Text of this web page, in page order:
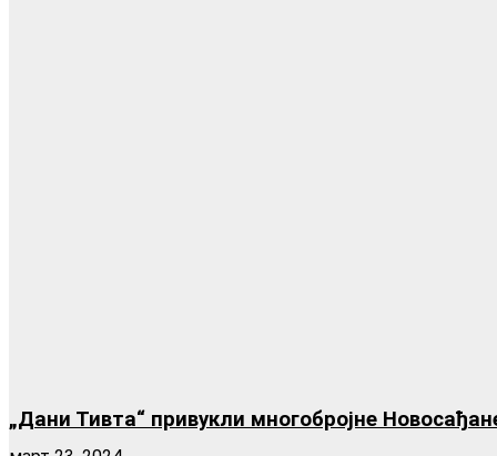
„Дани Тивта“ привукли многобројне